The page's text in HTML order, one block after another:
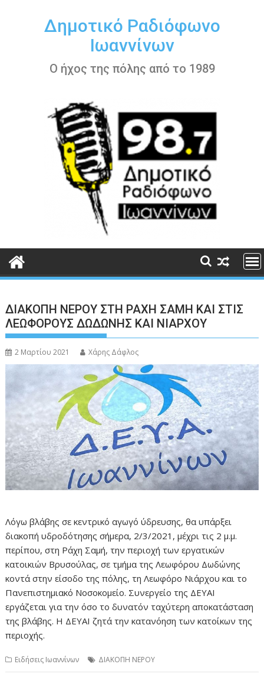
περιεχόμενοΔημοτικό Ραδιόφωνο
Ιωαννίνων
Ο ήχος της πόλης από το 1989
ΔΙΑΚΟΠΗ ΝΕΡΟΥ ΣΤΗ ΡΑΧΗ ΣΑΜΗ ΚΑΙ ΣΤΙΣ
ΛΕΩΦΟΡΟΥΣ ΔΩΔΩΝΗΣ ΚΑΙ ΝΙΑΡΧΟΥ
2 Μαρτίου 2021 Χάρης Δάφλος
Λόγω βλάβης σε κεντρικό αγωγό ύδρευσης, θα υπάρξει
διακοπή υδροδότησης σήμερα, 2/3/2021, μέχρι τις 2 μ.μ.
περίπου, στη Ράχη Σαμή, την περιοχή των εργατικών
κατοικιών Βρυσούλας, σε τμήμα της Λεωφόρου Δωδώνης
κοντά στην είσοδο της πόλης, τη Λεωφόρο Νιάρχου και το
Πανεπιστημιακό Νοσοκομείο. Συνεργείο της ΔΕΥΑΙ
εργάζεται για την όσο το δυνατόν ταχύτερη αποκατάσταση
της βλάβης. Η ΔΕΥΑΙ ζητά την κατανόηση των κατοίκων της
περιοχής.
Ειδήσεις Ιωαννίνων ΔΙΑΚΟΠΗ ΝΕΡΟΥ